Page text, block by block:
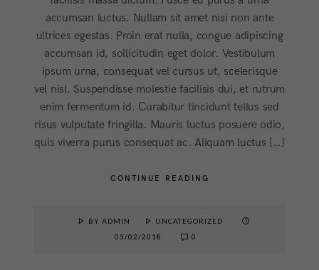
accumsan luctus. Nullam sit amet nisi non ante
ultrices egestas. Proin erat nulla, congue adipiscing
accumsan id, sollicitudin eget dolor. Vestibulum
ipsum urna, consequat vel cursus ut, scelerisque
vel nisl. Suspendisse molestie facilisis dui, et rutrum
enim fermentum id. Curabitur tincidunt tellus sed
risus vulputate fringilla. Mauris luctus posuere odio,
quis viverra purus consequat ac. Aliquam luctus […]
CONTINUE READING
BY ADMIN
UNCATEGORIZED
05/02/2018
0